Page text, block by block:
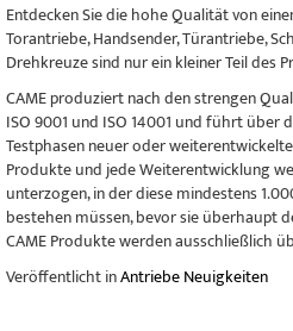
Entdecken Sie die hohe Qualität von
Torantriebe, Handsender, Türantriebe,
Drehkreuze sind nur ein kleiner Teil des
CAME produziert nach den strengen
ISO 9001 und ISO 14001 und führt über
Testphasen neuer oder
Produkte und jede Weiterentwicklung
unterzogen, in der diese mindestens
bestehen müssen, bevor sie überhaupt
CAME Produkte werden ausschließlich
Veröffentlicht inAntriebe Neuigkeiten